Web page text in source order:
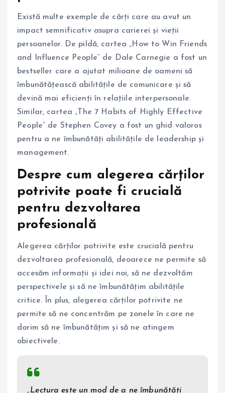
Există multe exemple de cărți care au avut un
impact semnificativ asupra carierei și vieții
persoanelor. De pildă, cartea „How to Win Friends
and Influence People” de Dale Carnegie a fost un
bestseller care a ajutat milioane de oameni să
îmbunătățească abilitățile de comunicare și să
devină mai eficienți în relațiile interpersonale.
Similar, cartea „The 7 Habits of Highly Effective
People” de Stephen Covey a fost un ghid valoros
pentru a ne îmbunătăți abilitățile de leadership și
management.
Despre cum alegerea cărților
potrivite poate fi crucială
pentru dezvoltarea
profesională
Alegerea cărților potrivite este crucială pentru
dezvoltarea profesională, deoarece ne permite să
accesăm informații și idei noi, să ne dezvoltăm
perspectivele și să ne îmbunătățim abilitățile
critice. În plus, alegerea cărților potrivite ne
permite să ne concentrăm pe zonele în care ne
dorim să ne îmbunătățim și să ne atingem
obiectivele.
„Lectura este un mod de a ne îmbunătăți